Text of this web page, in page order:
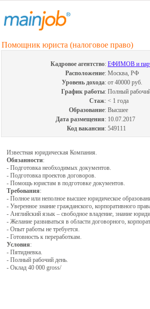
Помощник юриста (налоговое право)
Кадровое агентство: ЕФИМОВ и
Расположение: Москва, РФ
Уровень дохода: от 40000 руб.
График работы: Полный
Стаж: < 1 года
Образование: Высшее
Дата размещения: 10.07.2017
Код вакансии: 549111
Известная юридическая Компания.
Обязанности:
- Подготовка необходимых документов.
- Подготовка проектов договоров.
- Помощь юристам в подготовке документов.
Требования:
- Полное или неполное высшее юридическое
- Уверенное знание гражданского, корпоративного
- Английский язык – свободное владение, знание
- Желание развиваться в области договорного,
- Опыт работы не требуется.
- Готовность к переработкам.
Условия:
- Пятидневка.
- Полный рабочий день.
- Оклад 40 000 gross/